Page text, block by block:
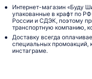
Интернет-магазин «Буду
упакованные в крафт по
России и СДЭК, поэтому
транспортную компанию,
Доставку всегда
специальных промоакций,
инстаграме.